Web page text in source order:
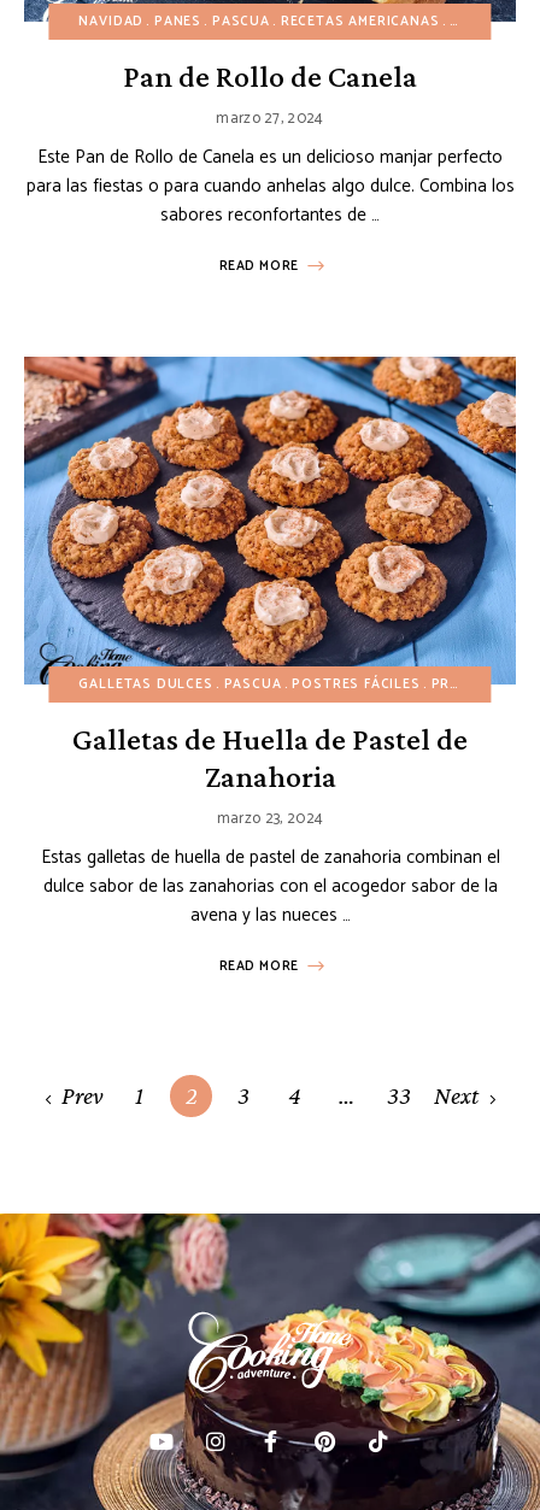
NAVIDAD PANES PASCUA RECETAS AMERICANAS RECETAS
Pan de Rollo de Canela
marzo 27, 2024
Este Pan de Rollo de Canela es un delicioso manjar perfecto
para las fiestas o para cuando anhelas algo dulce. Combina los
sabores reconfortantes de …
READ MORE
GALLETAS DULCES PASCUA POSTRES FÁCILES PRIMAVERA
Galletas de Huella de Pastel de
Zanahoria
marzo 23, 2024
Estas galletas de huella de pastel de zanahoria combinan el
dulce sabor de las zanahorias con el acogedor sabor de la
avena y las nueces …
READ MORE
Posts
Prev 1 2 3 4 … 33 Next